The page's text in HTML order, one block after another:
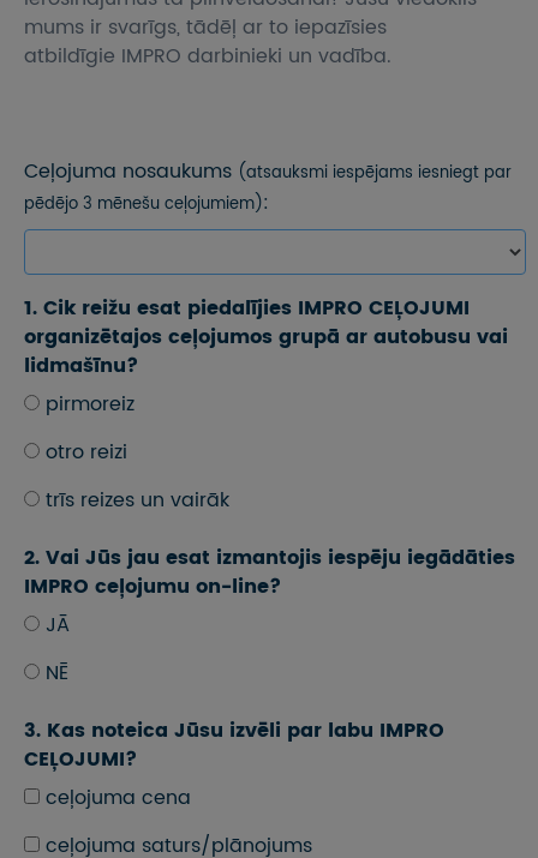
UZŅEMOŠAIS TŪRISMS
IMPRO KONKURSI
ATSAUKSMES PAR CEĻOJUMU
VĪZU ANKETAS
PIEMIŅAS ISTABA
IMPRO PRIVĀTUMA POLITIKA
mums ir svarīgs, tādēļ ar to iepazīsies
atbildīgie IMPRO darbinieki un vadība.
Ceļojuma nosaukums (atsauksmi iespējams iesniegt par
pēdējo 3 mēnešu ceļojumiem):
1. Cik reižu esat piedalījies IMPRO CEĻOJUMI
organizētajos ceļojumos grupā ar autobusu vai
lidmašīnu?
pirmoreiz
otro reizi
trīs reizes un vairāk
2. Vai Jūs jau esat izmantojis iespēju iegādāties
IMPRO ceļojumu on-line?
JĀ
NĒ
3. Kas noteica Jūsu izvēli par labu IMPRO
CEĻOJUMI?
ceļojuma cena
ceļojuma saturs/plānojums